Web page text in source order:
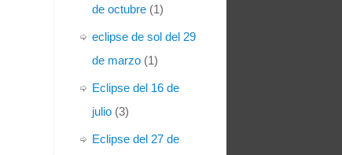
de octubre (1)
eclipse de sol del 29
de marzo (1)
Eclipse del 16 de
julio (3)
Eclipse del 27 de